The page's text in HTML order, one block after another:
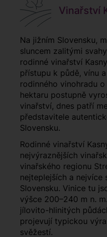
Vinařství
Na jižním Slovensku,
sluncem zalitými
rodinné vinařství
přístupu k půdě, vínu
rodinného vinohradu
hektaru postupně
vinařství, dnes patří
představitele
Slovensku.
Rodinné vinařství
nejvýraznějších
vinařského regionu
nejteplejších a nejvíce
Slovensku. Vinice tu
výšce 200–240 m n.
jílovito-hlinitých
projevují typickou
svěžestí.